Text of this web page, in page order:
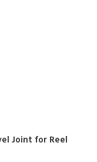
Joint for Reel